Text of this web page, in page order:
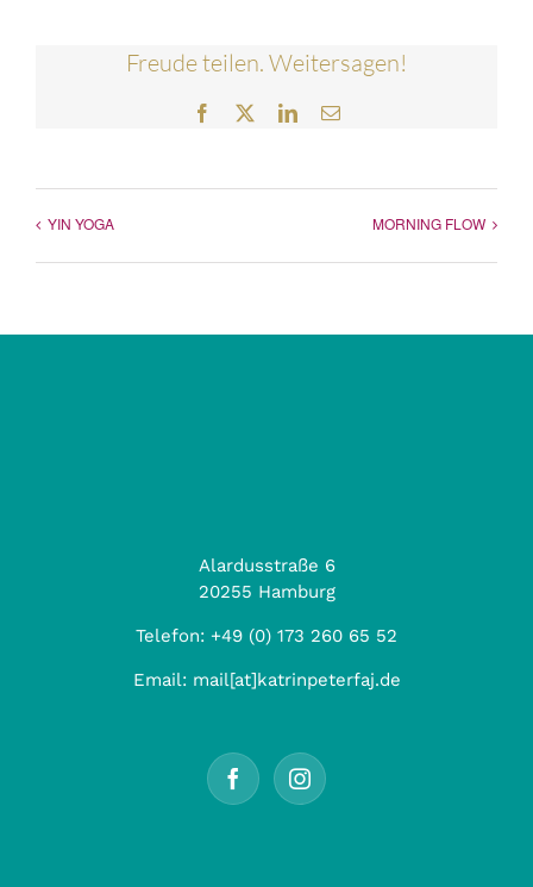
Freude teilen. Weitersagen!
Facebook
TwitterLinkedIn
E-
YIN YOGA MORNING FLOW
Alardusstraße 6
20255 Hamburg
Telefon: +49 (0) 173 260 65 52
Email: mail[at]katrinpeterfaj.de